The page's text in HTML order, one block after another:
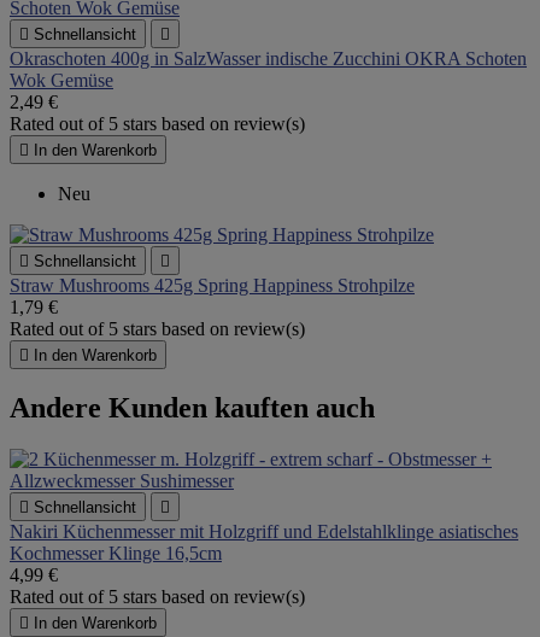
 Schnellansicht 
Okraschoten 400g in SalzWasser indische Zucchini OKRA Schoten
Wok Gemüse
2,49 €
Rated out of 5 stars based on review(s)
 In den Warenkorb
Neu
 Schnellansicht 
Straw Mushrooms 425g Spring Happiness Strohpilze
1,79 €
Rated out of 5 stars based on review(s)
 In den Warenkorb
Andere Kunden kauften auch
 Schnellansicht 
Nakiri Küchenmesser mit Holzgriff und Edelstahlklinge asiatisches
Kochmesser Klinge 16,5cm
4,99 €
Rated out of 5 stars based on review(s)
 In den Warenkorb